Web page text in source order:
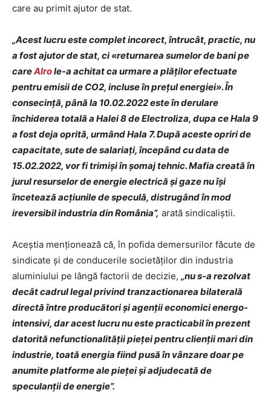
care au primit ajutor de stat.
„Acest lucru este complet incorect, întrucât, practic, nu
a fost ajutor de stat, ci «returnarea sumelor de bani pe
careAlrole-a achitat ca urmare a plăţilor efectuate
pentru emisii de CO2, incluse în preţul energiei». În
consecinţă, până la 10.02.2022 este în derulare
închiderea totală a Halei 8 de Electroliza, dupa ce Hala 9
a fost deja oprită, urmând Hala 7. După aceste opriri de
capacitate, sute de salariaţi, începând cu data de
15.02.2022, vor fi trimişi în şomaj tehnic. Mafia creată în
jurul resurselor de energie electrică şi gaze nu îşi
încetează acţiunile de speculă, distrugând în mod
ireversibil industria din România”, arată sindicaliştii.
Aceştia menţionează că, în pofida demersurilor făcute de
sindicate şi de conducerile societăţilor din industria
aluminiului pe lângă factorii de decizie, „nu s-a rezolvat
decât cadrul legal privind tranzactionarea bilaterală
directă între producători şi agenţii economici energo-
intensivi, dar acest lucru nu este practicabil în prezent
datorită nefunctionalităţii pieţei pentru clienţii mari din
industrie, toată energia fiind pusă în vânzare doar pe
anumite platforme ale pieţei şi adjudecată de
speculanţii de energie”.